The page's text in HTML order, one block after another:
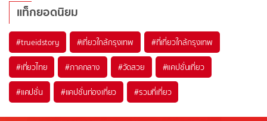
แท็กยอดนิยม
#trueidstory #เที่ยวใกล้กรุงเทพ #ที่เที่ยวใกล้กรุงเทพ
#เที่ยวไทย #ภาคกลาง #วัดสวย #แคปชั่นเที่ยว
#แคปชั่น #แคปชั่นท่องเที่ยว #รวมที่เที่ยว